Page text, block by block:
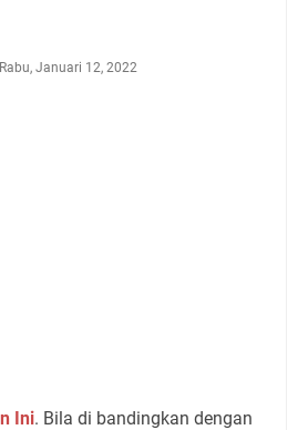
Rabu, Januari 12, 2022
Ini. Bila di bandingkan dengan